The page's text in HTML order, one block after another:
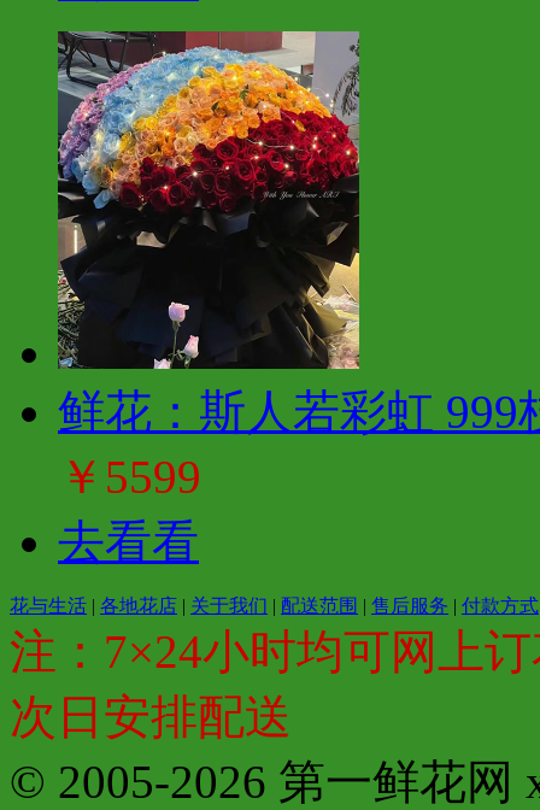
鲜花：斯人若彩虹 999
￥5599
去看看
花与生活 | 各地花店 | 关于我们 | 配送范围 | 售后服务 | 付款方式
注：7×24小时均可网上
次日安排配送
© 2005-2026 第一鲜花网